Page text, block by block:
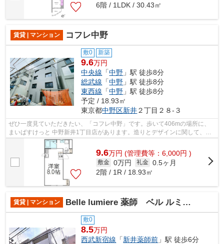
6階 / 1LDK / 30.43㎡
賃貸 | マンション コフレ中野
敷0 新築
9.6万円
中央線 「中野 」駅 徒歩8分
総武線 「中野 」駅 徒歩8分
東西線 「中野 」駅 徒歩8分
予定 / 18.93㎡
東京都中野区新井２丁目２８-３
ぜひ一度見ていただきたい、「コフレ中野」です。歩いて406mの場所に、
まいばすけっと 中野新井1丁目店があります。造りとデザインに関して、自
信をもって情報を提供できるマンション...
9.6万円 (管理費等：6,000円 )
敷金 0万円 礼金 0.5ヶ月
2階 / 1R / 18.93㎡
賃貸 | マンション Belle lumiere 薬師 ベル ルミエール薬師
敷0
8.5万円
西武新宿線 「新井薬師前 」駅 徒歩6分